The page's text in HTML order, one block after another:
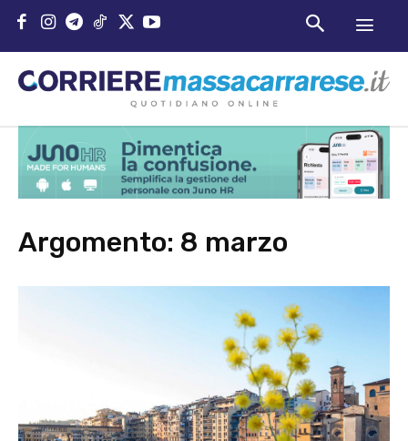
Argomento: 8 marzo